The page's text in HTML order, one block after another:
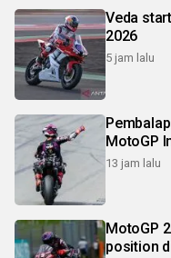
Veda
2026
5 jam lalu
MotoGP
13 jam lalu
MotoGP